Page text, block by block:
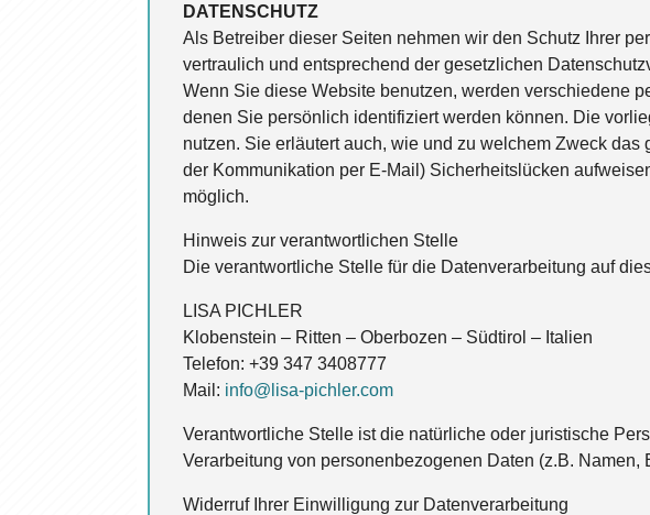
DATENSCHUTZ
Als Betreiber dieser Seiten nehmen wir den Schutz Ihrer
vertraulich und entsprechend der gesetzlichen
Wenn Sie diese Website benutzen, werden verschiedene
denen Sie persönlich identifiziert werden können. Die
nutzen. Sie erläutert auch, wie und zu welchem Zweck
der Kommunikation per E-Mail) Sicherheitslücken
möglich.
Hinweis zur verantwortlichen Stelle
Die verantwortliche Stelle für die Datenverarbeitung auf
LISA PICHLER
Klobenstein – Ritten – Oberbozen – Südtirol – Italien
Telefon: +39 347 3408777
Mail: info@lisa-pichler.com
Verantwortliche Stelle ist die natürliche oder juristische
Verarbeitung von personenbezogenen Daten (z.B. Namen,
Widerruf Ihrer Einwilligung zur Datenverarbeitung